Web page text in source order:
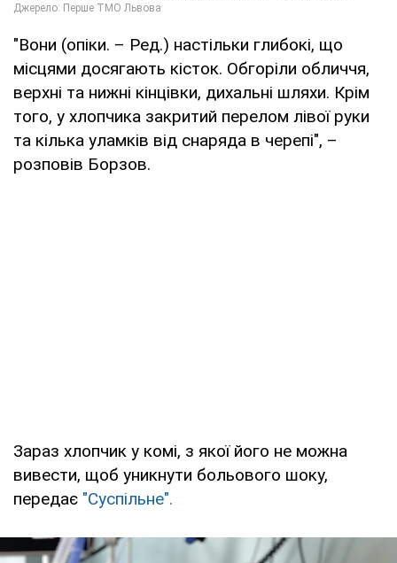
"Вони (опіки. – Ред.) настільки глибокі, що
місцями досягають кісток. Обгоріли обличчя,
верхні та нижні кінцівки, дихальні шляхи. Крім
того, у хлопчика закритий перелом лівої руки
та кілька уламків від снаряда в черепі", –
розповів Борзов.
Зараз хлопчик у комі, з якої його не можна
вивести, щоб уникнути больового шоку,
передає "Суспільне".